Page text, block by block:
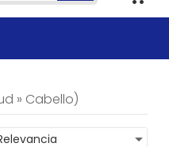
» Cabello)